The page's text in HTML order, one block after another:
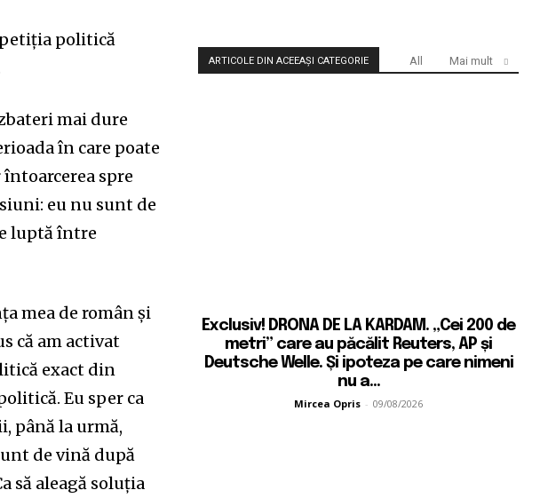
politică
mai dure
în care poate
spre
eu nu sunt de
luptă între
mea de român și
că am activat
exact din
Eu sper ca
până la urmă,
de vină după
să aleagă soluția
ARTICOLE DIN ACEEAȘI CATEGORIE All Mai mult
Exclusiv! DRONA DE LA KARDAM. „Cei 200 de
metri” care au păcălit Reuters, AP și
Deutsche Welle. Și ipoteza pe care nimeni
nu a...
Mircea Opris - 09/08/2026